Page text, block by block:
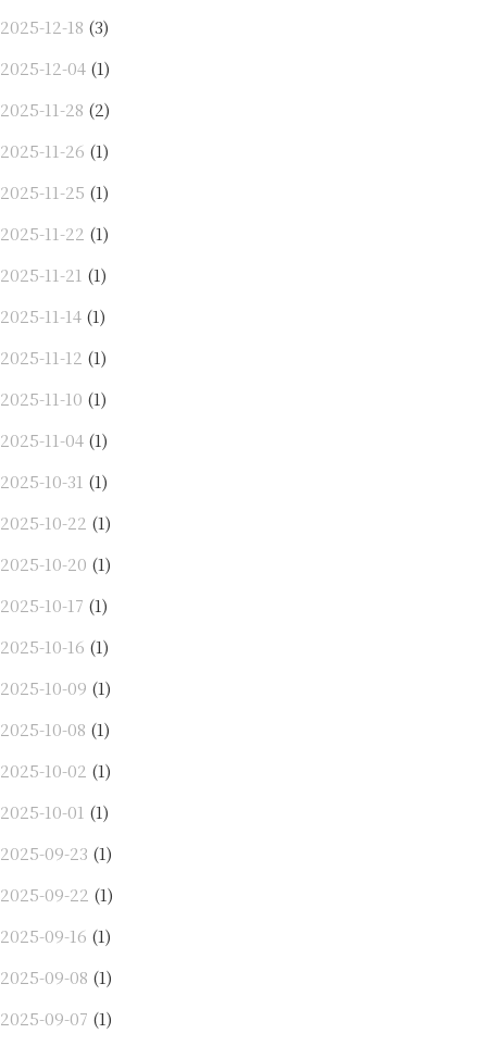
2025-12-18 (3)
2025-12-04 (1)
2025-11-28 (2)
2025-11-26 (1)
2025-11-25 (1)
2025-11-22 (1)
2025-11-21 (1)
2025-11-14 (1)
2025-11-12 (1)
2025-11-10 (1)
2025-11-04 (1)
2025-10-31 (1)
2025-10-22 (1)
2025-10-20 (1)
2025-10-17 (1)
2025-10-16 (1)
2025-10-09 (1)
2025-10-08 (1)
2025-10-02 (1)
2025-10-01 (1)
2025-09-23 (1)
2025-09-22 (1)
2025-09-16 (1)
2025-09-08 (1)
2025-09-07 (1)